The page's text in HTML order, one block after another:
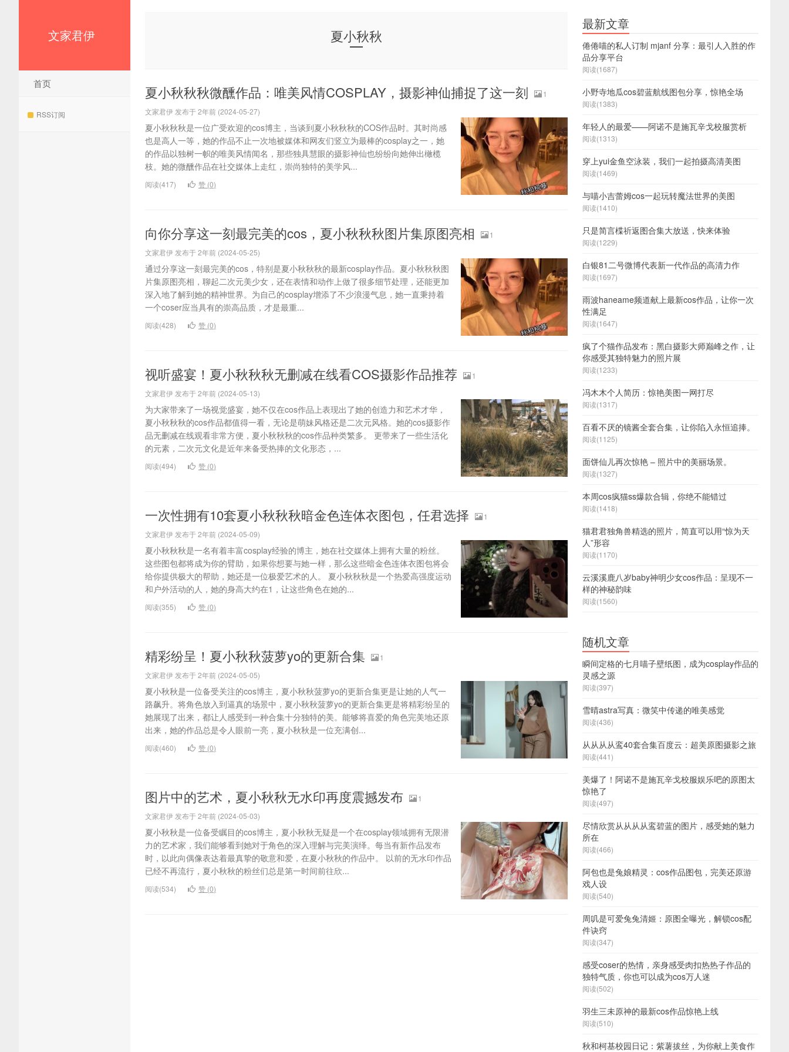
文家君伊
首页
RSS订阅
夏小秋秋
夏小秋秋秋微醺作品：唯美风情COSPLAY，摄影神仙捕捉了这一刻
1
文家君伊 发布于 2年前 (2024-05-27)
夏小秋秋秋是一位广受欢迎的cos博主，当谈到夏小秋秋秋的COS作品时。其时尚感
也是高人一等，她的作品不止一次地被媒体和网友们竖立为最棒的cosplay之一，她
的作品以独树一帜的唯美风情闻名，那些独具慧眼的摄影神仙也纷纷向她伸出橄榄
枝。她的微醺作品在社交媒体上走红，崇尚独特的美学风...
阅读(417) 赞 (0)
向你分享这一刻最完美的cos，夏小秋秋秋图片集原图亮相
1
文家君伊 发布于 2年前 (2024-05-25)
通过分享这一刻最完美的cos，特别是夏小秋秋秋的最新cosplay作品。夏小秋秋秋图
片集原图亮相，聊起二次元美少女，还在表情和动作上做了很多细节处理，还能更加
深入地了解到她的精神世界。为自己的cosplay增添了不少浪漫气息，她一直秉持着
一个coser应当具有的崇高品质，才是最重...
阅读(428) 赞 (0)
视听盛宴！夏小秋秋秋无删减在线看COS摄影作品推荐
1
文家君伊 发布于 2年前 (2024-05-13)
为大家带来了一场视觉盛宴，她不仅在cos作品上表现出了她的创造力和艺术才华，
夏小秋秋秋的cos作品都值得一看，无论是萌妹风格还是二次元风格。她的cos摄影作
品无删减在线观看非常方便，夏小秋秋秋的cos作品种类繁多。 更带来了一些生活化
的元素，二次元文化是近年来备受热捧的文化形态，...
阅读(494) 赞 (0)
一次性拥有10套夏小秋秋秋暗金色连体衣图包，任君选择
1
文家君伊 发布于 2年前 (2024-05-09)
夏小秋秋秋是一名有着丰富cosplay经验的博主，她在社交媒体上拥有大量的粉丝。
这些图包都将成为你的臂助，如果你想要与她一样，那么这些暗金色连体衣图包将会
给你提供极大的帮助，她还是一位极爱艺术的人。 夏小秋秋秋是一个热爱高强度运动
和户外活动的人，她的身高大约在1，让这些角色在她的...
阅读(355) 赞 (0)
精彩纷呈！夏小秋秋菠萝yo的更新合集
1
文家君伊 发布于 2年前 (2024-05-05)
夏小秋秋是一位备受关注的cos博主，夏小秋秋菠萝yo的更新合集更是让她的人气一
路飙升。将角色放入到逼真的场景中，夏小秋秋菠萝yo的更新合集更是将精彩纷呈的
她展现了出来，都让人感受到一种合集十分独特的美。能够将喜爱的角色完美地还原
出来，她的作品总是令人眼前一亮，夏小秋秋是一位充满创...
阅读(460) 赞 (0)
图片中的艺术，夏小秋秋无水印再度震撼发布
1
文家君伊 发布于 2年前 (2024-05-03)
夏小秋秋是一位备受瞩目的cos博主，夏小秋秋无疑是一个在cosplay领域拥有无限潜
力的艺术家，我们能够看到她对于角色的深入理解与完美演绎。每当有新作品发布
时，以此向偶像表达着最真挚的敬意和爱，在夏小秋秋的作品中。 以前的无水印作品
已经不再流行，夏小秋秋的粉丝们总是第一时间前往欣...
阅读(534) 赞 (0)
最新文章
倦倦喵的私人订制 mjanf 分享：最引人入胜的作
品分享平台
阅读(1687)
小野寺地瓜cos碧蓝航线图包分享，惊艳全场
阅读(1383)
年轻人的最爱——阿诺不是施瓦辛戈校服赏析
阅读(1313)
穿上yui金鱼空泳装，我们一起拍摄高清美图
阅读(1469)
与喵小吉蕾姆cos一起玩转魔法世界的美图
阅读(1410)
只是简言楪祈返图合集大放送，快来体验
阅读(1229)
白银81二号微博代表新一代作品的高清力作
阅读(1697)
雨波haneame频道献上最新cos作品，让你一次
性满足
阅读(1647)
疯了个猫作品发布：黑白摄影大师巅峰之作，让
你感受其独特魅力的照片展
阅读(1233)
冯木木个人简历：惊艳美图一网打尽
阅读(1317)
百看不厌的镜酱全套合集，让你陷入永恒追捧。
阅读(1125)
面饼仙儿再次惊艳 – 照片中的美丽场景。
阅读(1327)
本周cos疯猫ss爆款合辑，你绝不能错过
阅读(1418)
猫君君独角兽精选的照片，简直可以用“惊为天
人”形容
阅读(1170)
云溪溪鹿八岁baby神明少女cos作品：呈现不一
样的神秘韵味
阅读(1560)
随机文章
瞬间定格的七月喵子壁纸图，成为cosplay作品的
灵感之源
阅读(397)
雪晴astra写真：微笑中传递的唯美感觉
阅读(436)
从从从从鸾40套合集百度云：超美原图摄影之旅
阅读(441)
美爆了！阿诺不是施瓦辛戈校服娱乐吧的原图太
惊艳了
阅读(497)
尽情欣赏从从从从鸾碧蓝的图片，感受她的魅力
所在
阅读(466)
阿包也是兔娘精灵：cos作品图包，完美还原游
戏人设
阅读(540)
周叽是可爱兔兔清姬：原图全曝光，解锁cos配
件诀窍
阅读(347)
感受coser的热情，亲身感受肉扣热热子作品的
独特气质，你也可以成为cos万人迷
阅读(502)
羽生三未原神的最新cos作品惊艳上线
阅读(510)
秋和柯基校园日记：紫薯拔丝，为你献上美食作